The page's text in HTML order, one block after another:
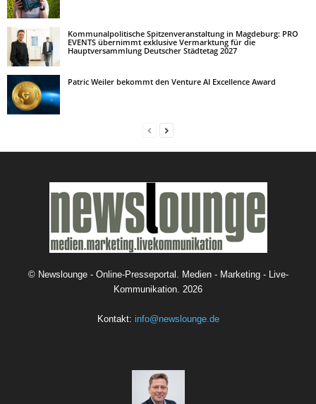
Kommunalpolitische Spitzenveranstaltung in Magdeburg: PRO
EVENTS übernimmt exklusive Vermarktung für die
Hauptversammlung Deutscher Städtetag 2027
Patric Weiler bekommt den Venture AI Excellence Award
© Newslounge - Online-Presseportal. Medien - Marketing - Live-
Kommunikation. 2026
Kontakt: info@newslounge.de